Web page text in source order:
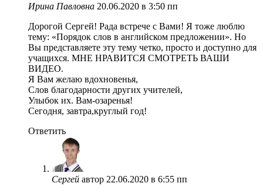
Ирина Павловна 20.06.2020 в 3:50 пп
Дорогой Сергей! Рада встрече с Вами! Я тоже люблю
тему: «Порядок слов в английском предложении». Но
Вы представляете эту тему четко, просто и доступно для
учащихся. МНЕ НРАВИТСЯ СМОТРЕТЬ ВАШИ
ВИДЕО.
Я Вам желаю вдохновенья,
Слов благодарности других учителей,
Улыбок их. Вам-озаренья!
Сегодня, завтра,круглый год!
Ответить
Сергей автор 22.06.2020 в 6:55 пп